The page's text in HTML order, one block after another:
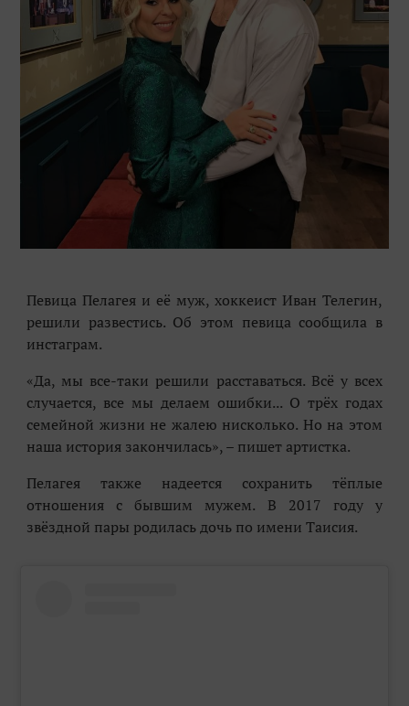
Певица Пелагея и её муж, хоккеист Иван Телегин,
решили развестись. Об этом певица сообщила в
инстаграм.
«Да, мы все-таки решили расставаться. Всё у всех
случается, все мы делаем ошибки... О трёх годах
семейной жизни не жалею нисколько. Но на этом
наша история закончилась», – пишет артистка.
Пелагея также надеется сохранить тёплые
отношения с бывшим мужем. В 2017 году у
звёздной пары родилась дочь по имени Таисия.